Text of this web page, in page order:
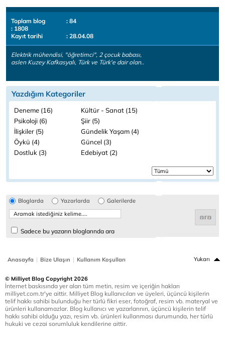
Toplam blog
: 84
: 1808
Kayıt tarihi
: 28.04.08
Elektrik mühendisi, "öğretimci", 2 çocuk babası,
aslen Kuzey Kafkasyalı, Türk ve Türk'e dair olan..
Yazdığım Kategoriler
Deneme (16)
Kültür - Sanat (15)
Psikoloji (6)
Şiir (5)
İlişkiler (5)
Gündelik Yaşam (4)
Öykü (4)
Güncel (3)
Dostluk (3)
Edebiyat (2)
Bloglarda Yazarlarda Galerilerde
Sadece bu yazarın bloglarında ara
Anasayfa | Bize Ulaşın | Kullanım Koşulları Yukarı
© Milliyet Blog Copyright 2026
İnternet baskısında yer alan tüm metin, resim ve içeriğin hakları
milliyet.com.tr'ye aittir. Milliyet Blog kullanıcıları ve üyeleri, üçüncü kişilerin
telif hakkı sahibi bulunduğu her türlü fikri eser, fotoğraf, resim vb. materyal ve
ürünleri kullanamazlar. Blog kullanıcı ve yazarlarının, üçüncü kişilerin telif
hakkı sahibi olduğu yazı, resim vb. ürünleri kullanması durumunda, her türlü
hukuki ve cezai sorumluluk kendilerine aittir.